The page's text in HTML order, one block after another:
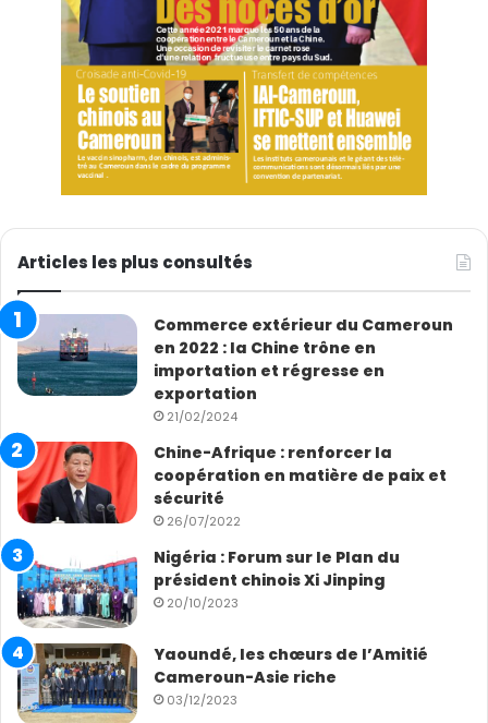
Articles les plus consultés
Commerce extérieur du Cameroun
en 2022 : la Chine trône en
importation et régresse en
exportation
21/02/2024
Chine-Afrique : renforcer la
coopération en matière de paix et
sécurité
26/07/2022
Nigéria : Forum sur le Plan du
président chinois Xi Jinping
20/10/2023
Yaoundé, les chœurs de l’Amitié
Cameroun-Asie riche
03/12/2023